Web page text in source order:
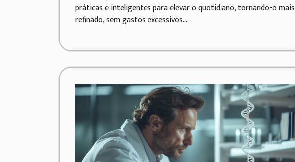
práticas e inteligentes para elevar o quotidiano, tornando-o mais
refinado, sem gastos excessivos....